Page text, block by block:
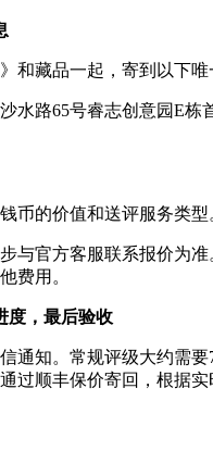
和藏品一起，寄到以下唯
水路65号睿志创意园E栋
币的价值和送评服务类型
与官方客服联系报价为
费用。
度，最后验收
通知。常规评级大约需要
过顺丰保价寄回，根据实